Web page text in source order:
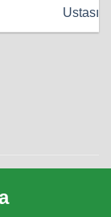
Ustası